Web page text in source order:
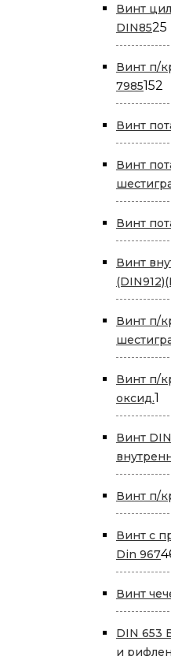
Винт
DIN8525
Винт п/
7985152
Винт
Винт
Винт
Винт
Винт п/
Винт п/
оксид.1
Винт
Винт п/
Винт с
Din 967
Винт
DIN 653
и